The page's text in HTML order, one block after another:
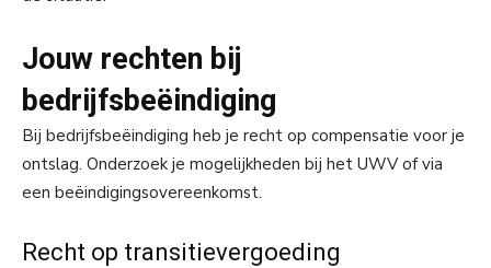
Jouw rechten bij
bedrijfsbeëindiging
Bij bedrijfsbeëindiging heb je recht op compensatie voor je
ontslag. Onderzoek je mogelijkheden bij het UWV of via
een beëindigingsovereenkomst.
Recht op transitievergoeding